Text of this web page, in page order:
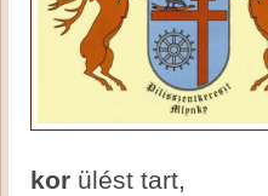
kor ülést tart,